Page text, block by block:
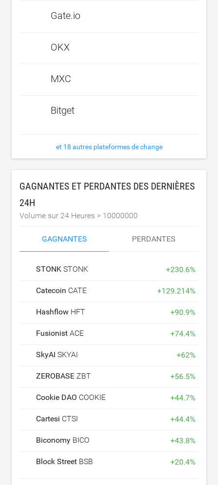
Gate.io
OKX
MXC
Bitget
et 18 autres plateformes de change
GAGNANTES ET PERDANTES DES DERNIÈRES
24H
Volume sur 24 Heures > 10000000
GAGNANTES PERDANTES
STONK STONK +230.6%
Catecoin CATE +129.214%
Hashflow HFT +90.9%
Fusionist ACE +74.4%
SkyAI SKYAI +62%
ZEROBASE ZBT +56.5%
Cookie DAO COOKIE +44.7%
Cartesi CTSI +44.4%
Biconomy BICO +43.8%
Block Street BSB +20.4%